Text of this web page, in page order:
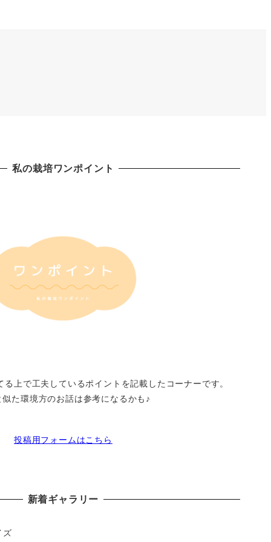
私の栽培ワンポイント
上で工夫しているポイントを記載したコーナーです。
似た環境方のお話は参考になるかも♪
投稿用フォームはこちら
新着ギャラリー
ズ